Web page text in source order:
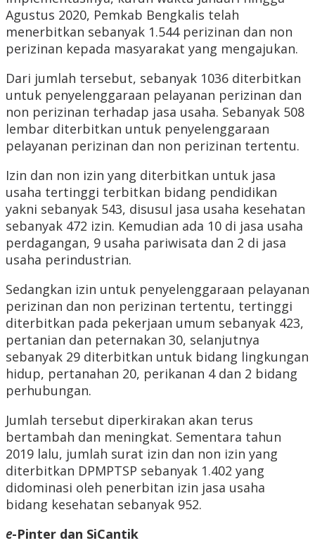
Agustus 2020, Pemkab Bengkalis telah
menerbitkan sebanyak 1.544 perizinan dan non
perizinan kepada masyarakat yang mengajukan.
Dari jumlah tersebut, sebanyak 1036 diterbitkan
untuk penyelenggaraan pelayanan perizinan dan
non perizinan terhadap jasa usaha. Sebanyak 508
lembar diterbitkan untuk penyelenggaraan
pelayanan perizinan dan non perizinan tertentu.
Izin dan non izin yang diterbitkan untuk jasa
usaha tertinggi terbitkan bidang pendidikan
yakni sebanyak 543, disusul jasa usaha kesehatan
sebanyak 472 izin. Kemudian ada 10 di jasa usaha
perdagangan, 9 usaha pariwisata dan 2 di jasa
usaha perindustrian.
Sedangkan izin untuk penyelenggaraan pelayanan
perizinan dan non perizinan tertentu, tertinggi
diterbitkan pada pekerjaan umum sebanyak 423,
pertanian dan peternakan 30, selanjutnya
sebanyak 29 diterbitkan untuk bidang lingkungan
hidup, pertanahan 20, perikanan 4 dan 2 bidang
perhubungan.
Jumlah tersebut diperkirakan akan terus
bertambah dan meningkat. Sementara tahun
2019 lalu, jumlah surat izin dan non izin yang
diterbitkan DPMPTSP sebanyak 1.402 yang
didominasi oleh penerbitan izin jasa usaha
bidang kesehatan sebanyak 952.
e-Pinter dan SiCantik